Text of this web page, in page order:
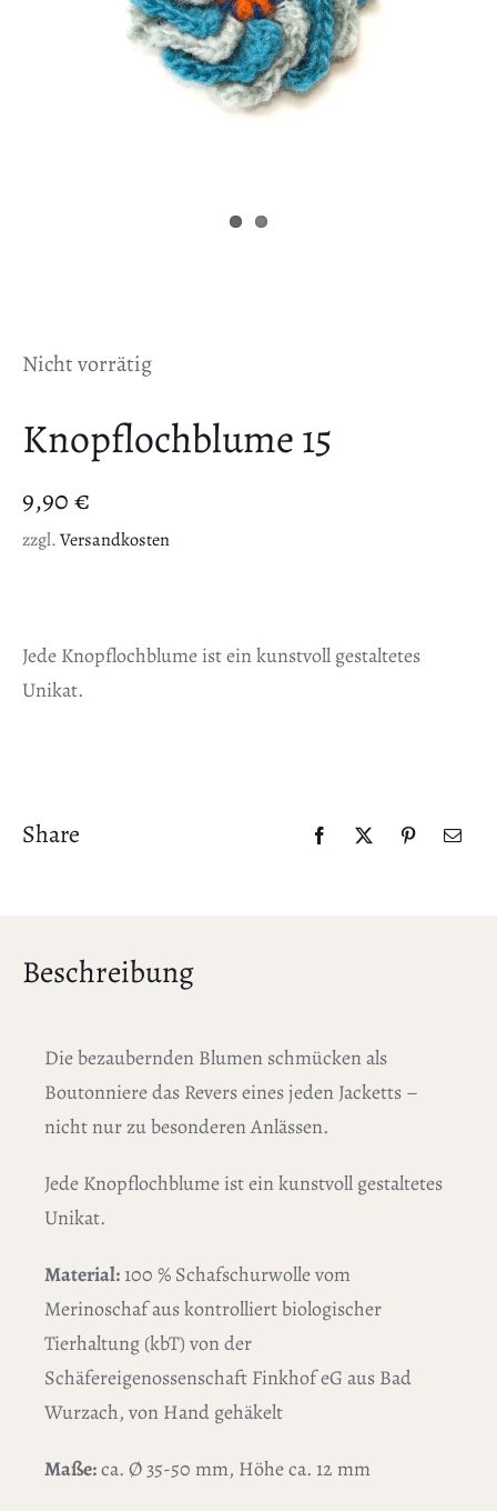
Nicht vorrätig
Knopflochblume 15
9,90€
zzgl.Versandkosten
Jede Knopflochblume ist ein kunstvoll gestaltetes
Unikat.
Share
Beschreibung
Die bezaubernden Blumen schmücken als
Boutonniere das Revers eines jeden Jacketts –
nicht nur zu besonderen Anlässen.
Jede Knopflochblume ist ein kunstvoll gestaltetes
Unikat.
Material:100 % Schafschurwolle vom
Merinoschaf aus kontrolliert biologischer
Tierhaltung (kbT) von der
Schäfereigenossenschaft Finkhof eG aus Bad
Wurzach, von Hand gehäkelt
Maße:ca. Ø 35-50 mm, Höhe ca. 12 mm